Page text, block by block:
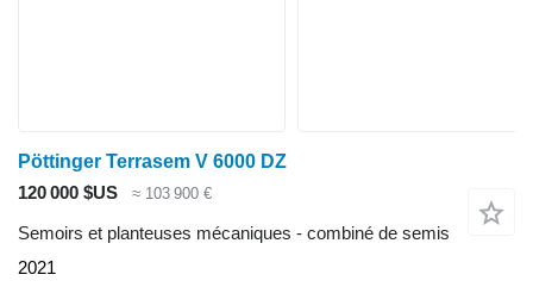
Pöttinger Terrasem V 6000 DZ
120 000 $US
≈ 103 900 €
Semoirs et planteuses mécaniques - combiné de semis
2021